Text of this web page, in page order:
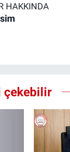
HAKKINDA
çekebilir